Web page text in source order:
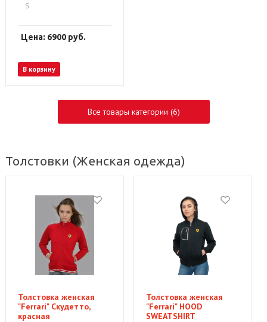
S
Цена: 6900 руб.
В корзину
Все товары категории (6)
Толстовки (Женская одежда)
Толстовка женская
"Ferrari" Скудетто,
красная
Толстовка женская
"Ferrari" HOOD
SWEATSHIRT